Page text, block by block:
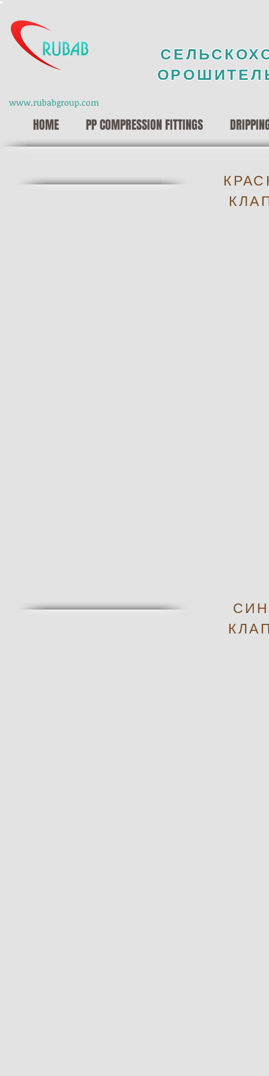
www.rubabgroup.com
HOME PP COMPRESSION FITTINGS